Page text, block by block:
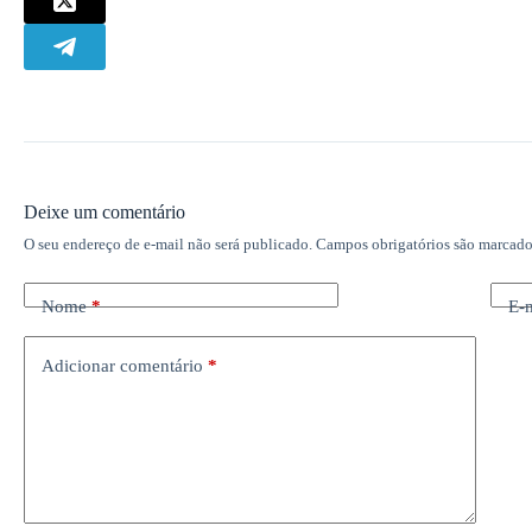
Deixe um comentário
O seu endereço de e-mail não será publicado. Campos obrigatórios são
Nome* E-
Adicionar comentário *